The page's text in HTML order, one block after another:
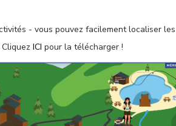
- vous pouvez facilement localiser
ICI pour la télécharger !